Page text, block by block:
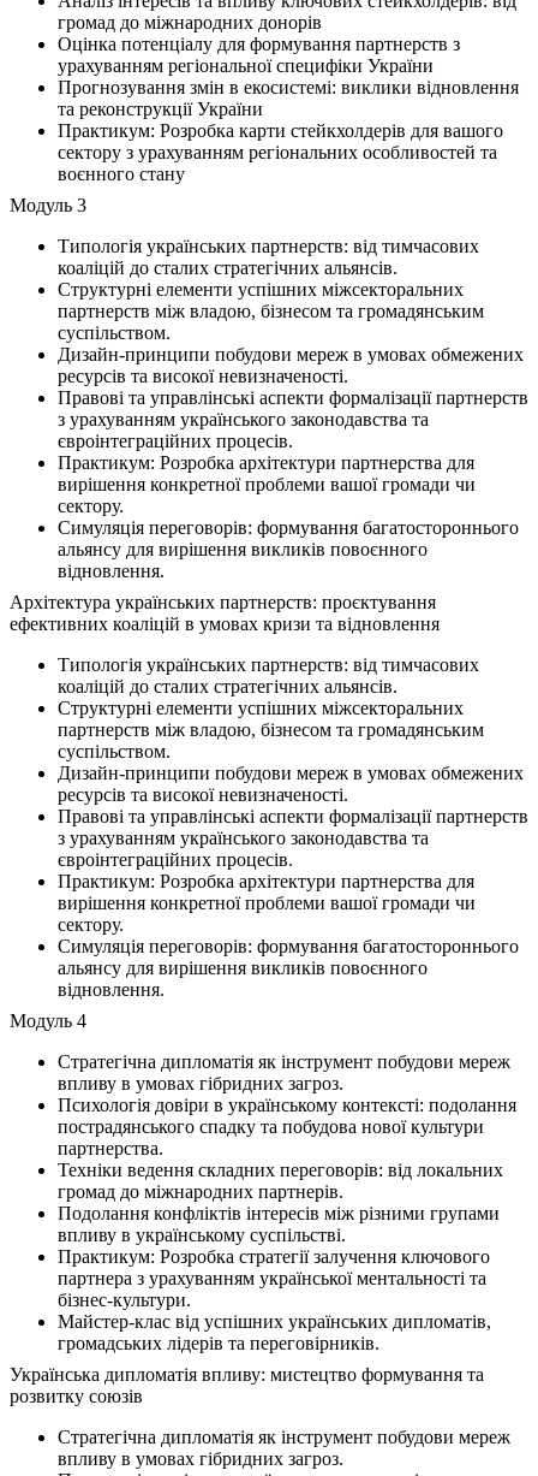
громад до міжнародних донорів
Оцінка потенціалу для формування партнерств з
урахуванням регіональної специфіки України
Прогнозування змін в екосистемі: виклики відновлення
та реконструкції України
Практикум: Розробка карти стейкхолдерів для вашого
сектору з урахуванням регіональних особливостей та
воєнного стану
Модуль 3
Типологія українських партнерств: від тимчасових
коаліцій до сталих стратегічних альянсів.
Структурні елементи успішних міжсекторальних
партнерств між владою, бізнесом та громадянським
суспільством.
Дизайн-принципи побудови мереж в умовах обмежених
ресурсів та високої невизначеності.
Правові та управлінські аспекти формалізації партнерств
з урахуванням українського законодавства та
євроінтеграційних процесів.
Практикум: Розробка архітектури партнерства для
вирішення конкретної проблеми вашої громади чи
сектору.
Симуляція переговорів: формування багатостороннього
альянсу для вирішення викликів повоєнного
відновлення.
Архітектура українських партнерств: проєктування
ефективних коаліцій в умовах кризи та відновлення
Типологія українських партнерств: від тимчасових
коаліцій до сталих стратегічних альянсів.
Структурні елементи успішних міжсекторальних
партнерств між владою, бізнесом та громадянським
суспільством.
Дизайн-принципи побудови мереж в умовах обмежених
ресурсів та високої невизначеності.
Правові та управлінські аспекти формалізації партнерств
з урахуванням українського законодавства та
євроінтеграційних процесів.
Практикум: Розробка архітектури партнерства для
вирішення конкретної проблеми вашої громади чи
сектору.
Симуляція переговорів: формування багатостороннього
альянсу для вирішення викликів повоєнного
відновлення.
Модуль 4
Стратегічна дипломатія як інструмент побудови мереж
впливу в умовах гібридних загроз.
Психологія довіри в українському контексті: подолання
пострадянського спадку та побудова нової культури
партнерства.
Техніки ведення складних переговорів: від локальних
громад до міжнародних партнерів.
Подолання конфліктів інтересів між різними групами
впливу в українському суспільстві.
Практикум: Розробка стратегії залучення ключового
партнера з урахуванням української ментальності та
бізнес-культури.
Майстер-клас від успішних українських дипломатів,
громадських лідерів та переговірників.
Українська дипломатія впливу: мистецтво формування та
розвитку союзів
Стратегічна дипломатія як інструмент побудови мереж
впливу в умовах гібридних загроз.